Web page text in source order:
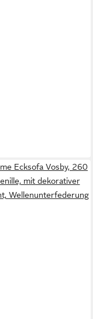
Ecksofa Vosby, 260
mit dekorativer
Wellenunterfederung